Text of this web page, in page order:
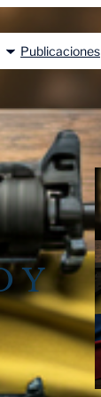
Publicaciones
Y